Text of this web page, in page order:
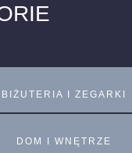
BIŻUTERIA I ZEGARKI
DOM I WNĘTRZE